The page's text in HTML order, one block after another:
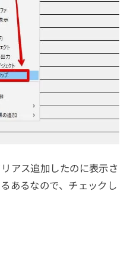
アス追加したのに表示さ
あるなので、チェックし